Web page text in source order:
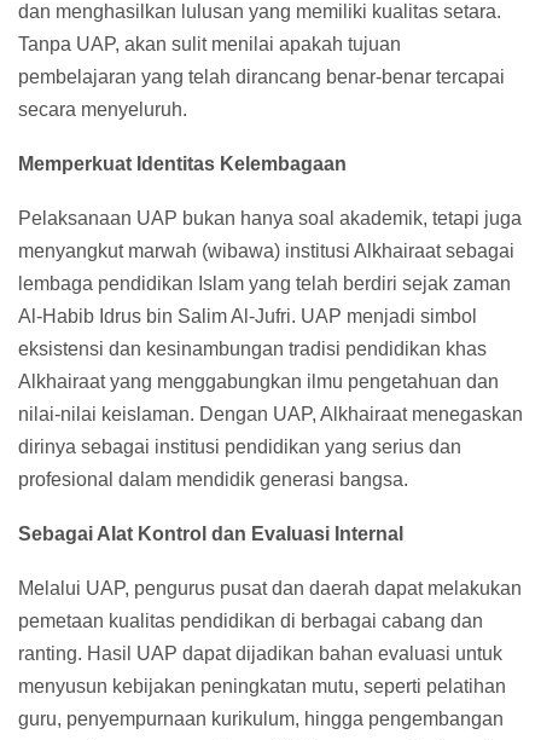
dan menghasilkan lulusan yang memiliki kualitas setara.
Tanpa UAP, akan sulit menilai apakah tujuan
pembelajaran yang telah dirancang benar-benar tercapai
secara menyeluruh.
Memperkuat Identitas Kelembagaan
Pelaksanaan UAP bukan hanya soal akademik, tetapi juga
menyangkut marwah (wibawa) institusi Alkhairaat sebagai
lembaga pendidikan Islam yang telah berdiri sejak zaman
Al-Habib Idrus bin Salim Al-Jufri. UAP menjadi simbol
eksistensi dan kesinambungan tradisi pendidikan khas
Alkhairaat yang menggabungkan ilmu pengetahuan dan
nilai-nilai keislaman. Dengan UAP, Alkhairaat menegaskan
dirinya sebagai institusi pendidikan yang serius dan
profesional dalam mendidik generasi bangsa.
Sebagai Alat Kontrol dan Evaluasi Internal
Melalui UAP, pengurus pusat dan daerah dapat melakukan
pemetaan kualitas pendidikan di berbagai cabang dan
ranting. Hasil UAP dapat dijadikan bahan evaluasi untuk
menyusun kebijakan peningkatan mutu, seperti pelatihan
guru, penyempurnaan kurikulum, hingga pengembangan